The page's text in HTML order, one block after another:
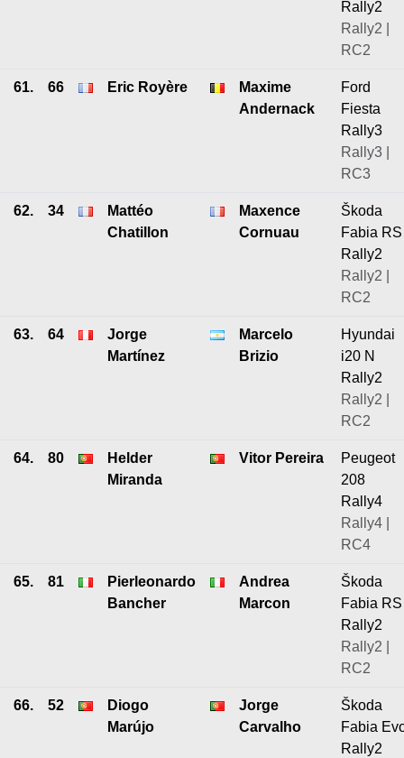
Rally2
Rally2 |
RC2
61. 66 Eric Royère
Maxime
Andernack
Ford
Fiesta
Rally3
Rally3 |
RC3
62. 34
Mattéo
Chatillon
Maxence
Cornuau
Škoda
Fabia RS
Rally2
Rally2 |
RC2
63. 64
Jorge
Martínez
Marcelo
Brizio
Hyundai
i20 N
Rally2
Rally2 |
RC2
64. 80
Helder
Miranda
Vitor Pereira
Peugeot
208
Rally4
Rally4 |
RC4
65. 81
Pierleonardo
Bancher
Andrea
Marcon
Škoda
Fabia RS
Rally2
Rally2 |
RC2
66. 52
Diogo
Marújo
Jorge
Carvalho
Škoda
Fabia
Rally2